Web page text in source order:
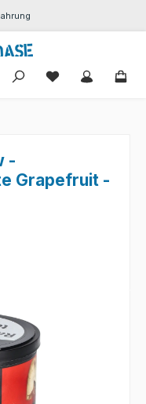
Du hast 0
-
Grapefruit -